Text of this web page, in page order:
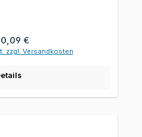
Preis:
0,09 €
zzgl. Versandkosten